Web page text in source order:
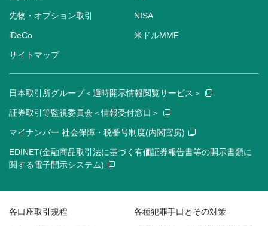
先物・オプション取引 NISA
iDeCo 米ドルMMF
サイトマップ
日本取引所グループ＜適時開示情報閲覧サービス＞
証券取引等監視委員会＜情報受付窓口＞
マイナンバー 社会保障・税番号制度(内閣官房)
EDINET(金融商品取引法に基づく有価証券報告書等の開示書類に
関する電子開示システム)
各口座取引規程 各種犯罪手口とその対策